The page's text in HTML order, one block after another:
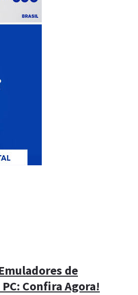
de
Confira Agora!